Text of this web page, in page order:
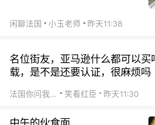
闲聊法国 小玉老师 昨天11:38
名位街友，亚马逊什么都可以买
载，是不是还要认证，很麻烦吗
法国你问我答 笑看红臣 昨天11:30